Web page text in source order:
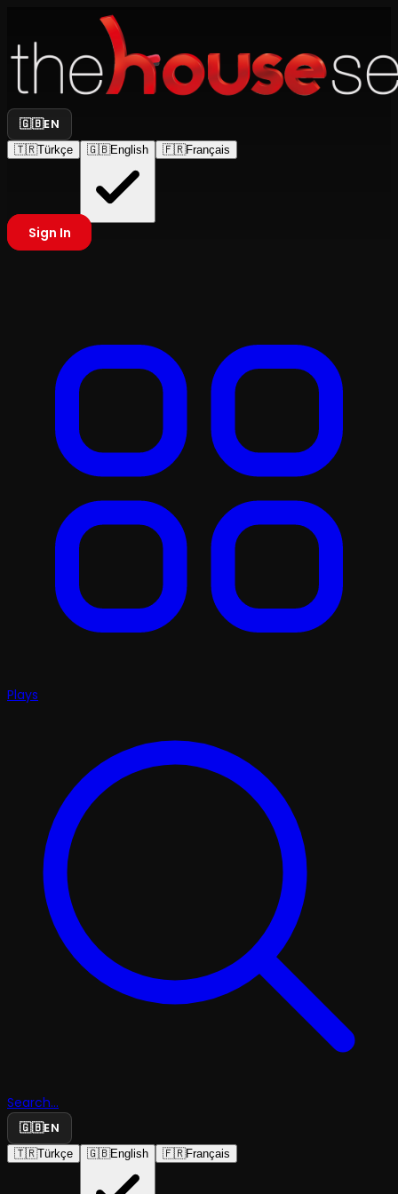
🇬🇧EN
🇹🇷Türkçe 🇬🇧English 🇫🇷Français
Sign In
Plays
Search...
🇬🇧EN
🇹🇷Türkçe 🇬🇧English 🇫🇷Français